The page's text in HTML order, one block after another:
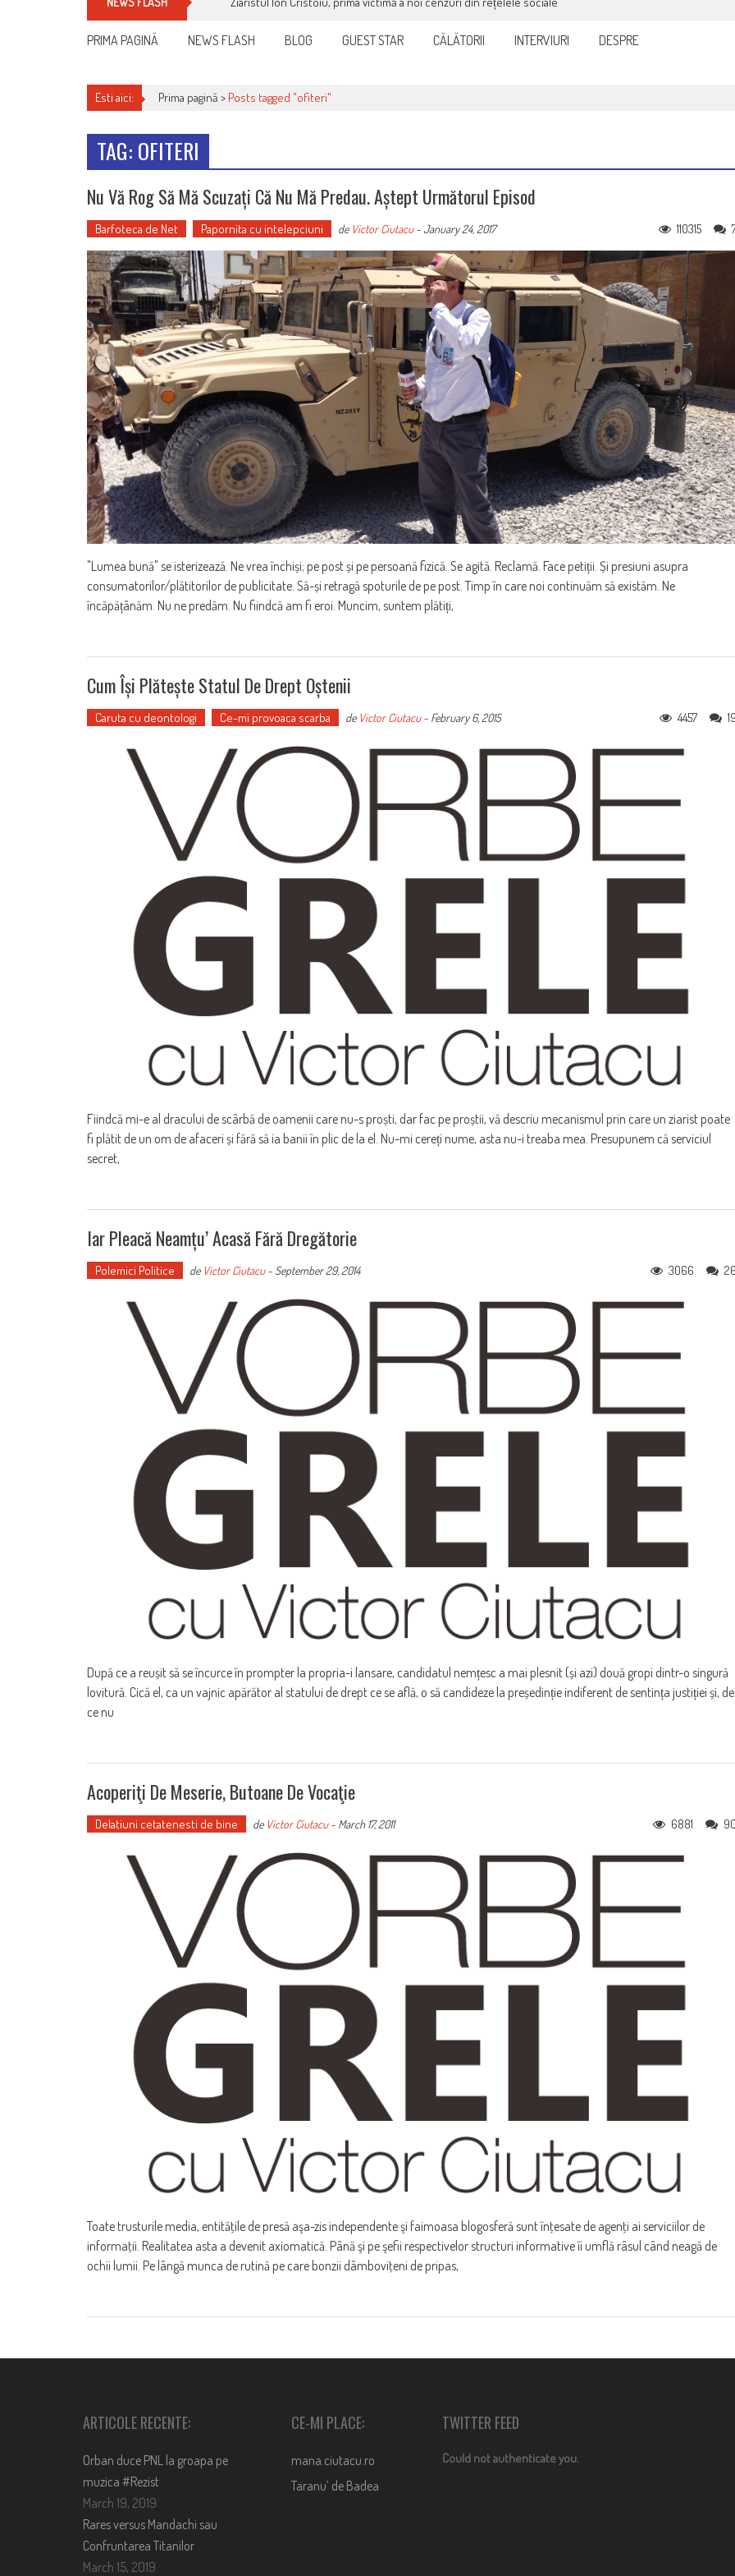
PRIMA PAGINĂ NEWS FLASH BLOG GUEST STAR CĂLĂTORII INTERVIURI DESPRE
Esti aici: Prima pagină > Posts tagged "ofiteri"
TAG: OFITERI
Nu Vă Rog Să Mă Scuzați Că Nu Mă Predau. Aștept Următorul Episod
Barfoteca de Net Papornita cu intelepciuni de Victor Ciutacu-January 24, 2017 110315
"Lumea bună" se isterizează. Ne vrea închiși; pe post și pe persoană fizică. Se agită. Reclamă. Face petiții. Și presiuni asupra
consumatorilor/plătitorilor de publicitate. Să-și retragă spoturile de pe post. Timp în care noi continuăm să existăm. Ne
încăpățânăm. Nu ne predăm. Nu fiindcă am fi eroi. Muncim, suntem plătiți,
Cum Își Plătește Statul De Drept Oștenii
Caruta cu deontologi Ce-mi provoaca scarba de Victor Ciutacu- February 6, 2015 4457
Fiindcă mi-e al dracului de scârbă de oamenii care nu-s proști, dar fac pe proștii, vă descriu mecanismul prin care un ziarist poate
fi plătit de un om de afaceri și fără să ia banii în plic de la el. Nu-mi cereți nume, asta nu-i treaba mea. Presupunem că serviciul
secret,
Iar Pleacă Neamțu’ Acasă Fără Dregătorie
Polemici Politice de Victor Ciutacu- September 29, 2014 3066
După ce a reușit să se încurce în prompter la propria-i lansare, candidatul nemțesc a mai plesnit (și azi) două gropi dintr-o singură
lovitură. Cică el, ca un vajnic apărător al statului de drept ce se află, o să candideze la președinție indiferent de sentința justiției și, de
ce nu
Acoperiţi De Meserie, Butoane De Vocaţie
Delatiuni cetatenesti de bine de Victor Ciutacu- March 17, 2011 6881
Toate trusturile media, entităţile de presă aşa-zis independente şi faimoasa blogosferă sunt înţesate de agenţi ai serviciilor de
informaţii. Realitatea asta a devenit axiomatică. Până şi pe şefii respectivelor structuri informative îi umflă râsul când neagă de
ochii lumii. Pe lângă munca de rutină pe care bonzii dâmboviţeni de pripas,
ARTICOLE RECENTE:
Orban duce PNL la groapa pe
muzica #Rezist
March 19, 2019
Rares versus Mandachi sau
Confruntarea Titanilor
March 15, 2019
CE-MI PLACE:
mana.ciutacu.ro
Taranu’ de Badea
TWITTER FEED
Could not authenticate you.